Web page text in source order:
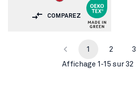
COMPAREZ
1 2 3
Affichage 1-15 sur 32